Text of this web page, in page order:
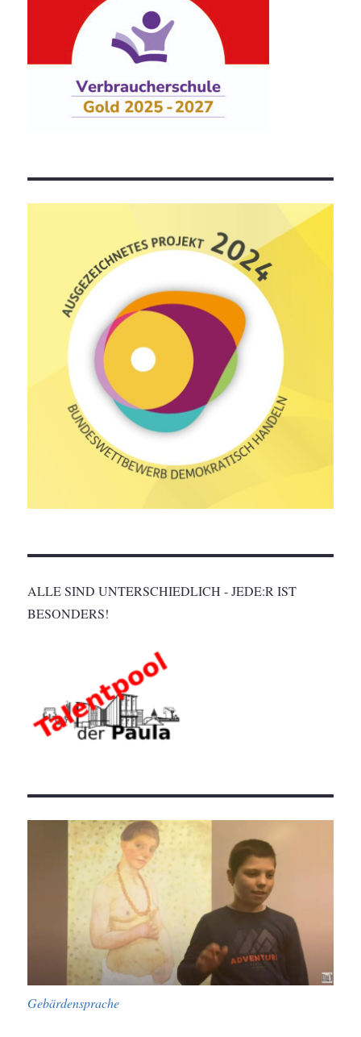
ALLE SIND UNTERSCHIEDLICH - JEDE:R IST
BESONDERS!
Gebärdensprache